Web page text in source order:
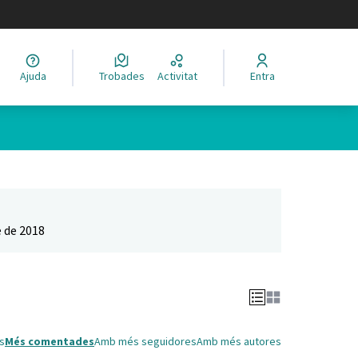
Elegir el idioma
Ajuda Trobades Activitat Entra
2018
Més comentadesAmb més seguidoresAmb més autores